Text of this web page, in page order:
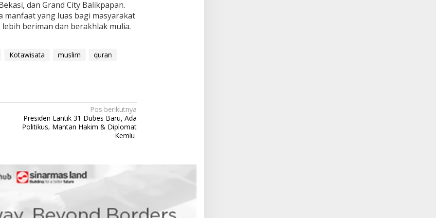
dan Grand City Balikpapan.
manfaat yang luas bagi masyarakat
beriman dan berakhlak mulia.
Kotawisata muslim
quran
Pos berikutnya
Presiden Lantik 31 Dubes Baru, Ada
Politikus, Mantan Hakim & Diplomat
Kemlu